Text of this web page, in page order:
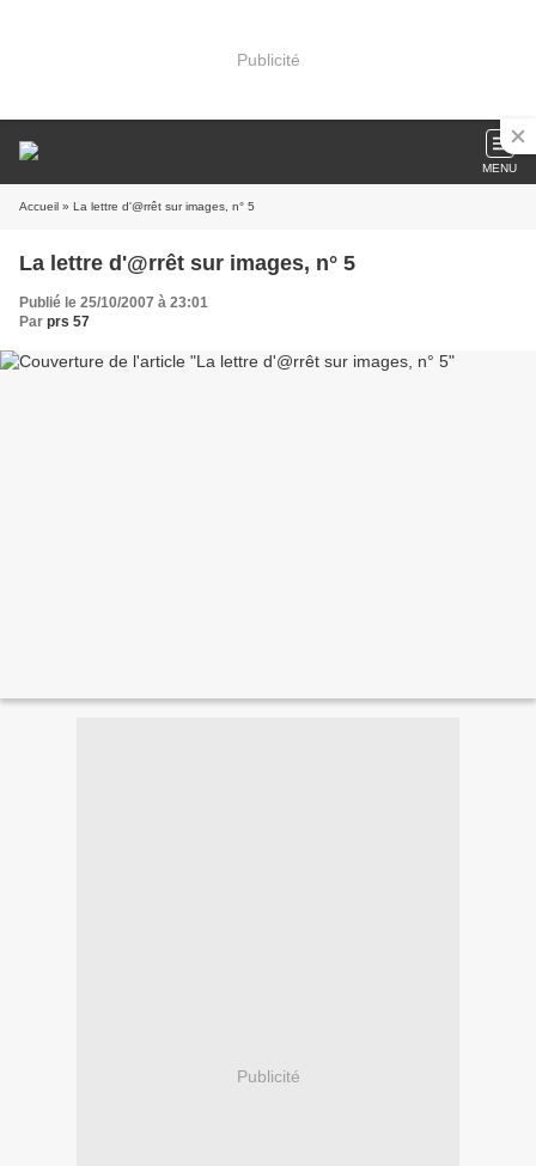
Publicité
MENU
Accueil » La lettre d'@rrêt sur images, n° 5
La lettre d'@rrêt sur images, n° 5
Publié le 25/10/2007 à 23:01
Par prs 57
Publicité